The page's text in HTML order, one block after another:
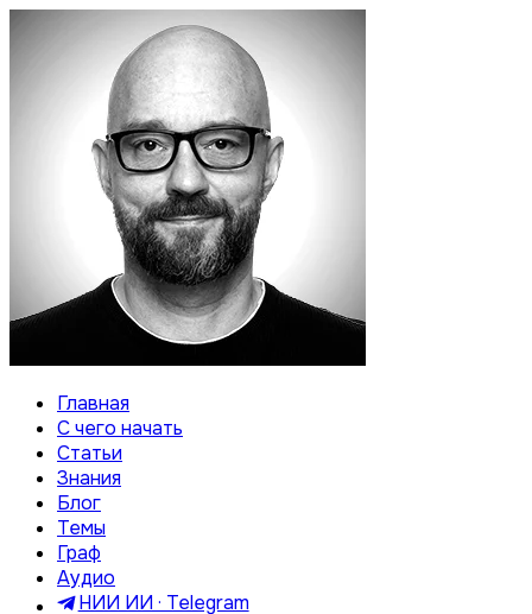
Главная
С чего начать
Статьи
Знания
Блог
Темы
Граф
Аудио
НИИ ИИ · Telegram